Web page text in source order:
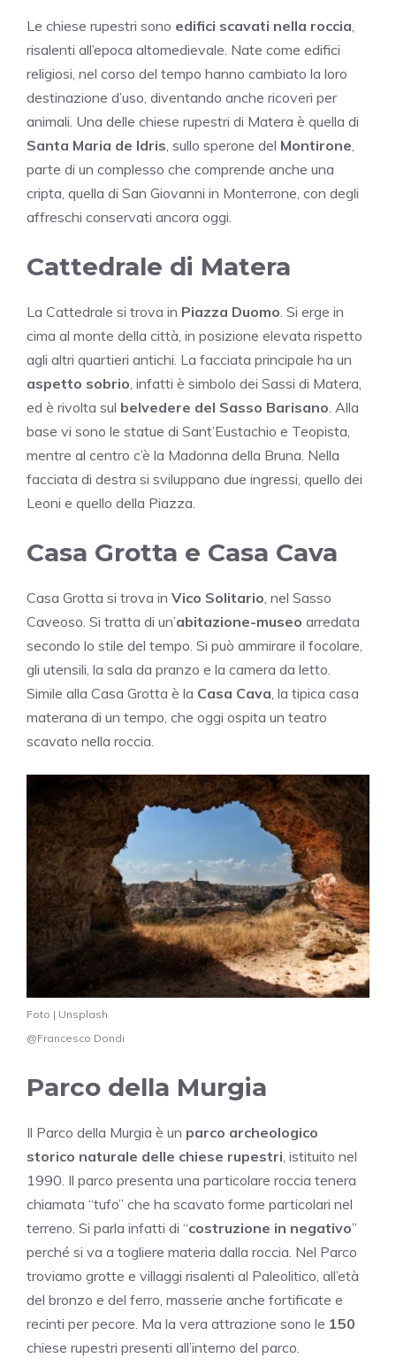
Le chiese rupestri sono edifici scavati nella roccia,
risalenti all’epoca altomedievale. Nate come edifici
religiosi, nel corso del tempo hanno cambiato la loro
destinazione d’uso, diventando anche ricoveri per
animali. Una delle chiese rupestri di Matera è quella di
Santa Maria de Idris, sullo sperone del Montirone,
parte di un complesso che comprende anche una
cripta, quella di San Giovanni in Monterrone, con degli
affreschi conservati ancora oggi.
Cattedrale di Matera
La Cattedrale si trova in Piazza Duomo. Si erge in
cima al monte della città, in posizione elevata rispetto
agli altri quartieri antichi. La facciata principale ha un
aspetto sobrio, infatti è simbolo dei Sassi di Matera,
ed è rivolta sul belvedere del Sasso Barisano. Alla
base vi sono le statue di Sant’Eustachio e Teopista,
mentre al centro c’è la Madonna della Bruna. Nella
facciata di destra si sviluppano due ingressi, quello dei
Leoni e quello della Piazza.
Casa Grotta e Casa Cava
Casa Grotta si trova in Vico Solitario, nel Sasso
Caveoso. Si tratta di un’abitazione-museo arredata
secondo lo stile del tempo. Si può ammirare il focolare,
gli utensili, la sala da pranzo e la camera da letto.
Simile alla Casa Grotta è la Casa Cava, la tipica casa
materana di un tempo, che oggi ospita un teatro
scavato nella roccia.
Foto | Unsplash
@Francesco Dondi
Parco della Murgia
Il Parco della Murgia è un parco archeologico
storico naturale delle chiese rupestri , istituito nel
1990. Il parco presenta una particolare roccia tenera
chiamata “tufo” che ha scavato forme particolari nel
terreno. Si parla infatti di “costruzione in negativo”
perché si va a togliere materia dalla roccia. Nel Parco
troviamo grotte e villaggi risalenti al Paleolitico, all’età
del bronzo e del ferro, masserie anche fortificate e
recinti per pecore. Ma la vera attrazione sono le 150
chiese rupestri presenti all’interno del parco.